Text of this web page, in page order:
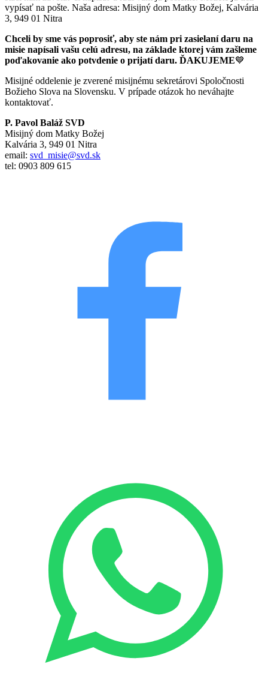
vypísať na pošte. Naša adresa: Misijný dom Matky Božej, Kalvária
3, 949 01 Nitra
Chceli by sme vás poprosiť, aby ste nám pri zasielaní daru na
misie napísali vašu celú adresu, na základe ktorej vám zašleme
poďakovanie ako potvdenie o prijatí daru. ĎAKUJEME💙
Misijné oddelenie je zverené misijnému sekretárovi Spoločnosti
Božieho Slova na Slovensku. V prípade otázok ho neváhajte
kontaktovať.
P. Pavol Baláž SVD
Misijný dom Matky Božej
Kalvária 3, 949 01 Nitra
email: svd_misie@svd.sk
tel: 0903 809 615